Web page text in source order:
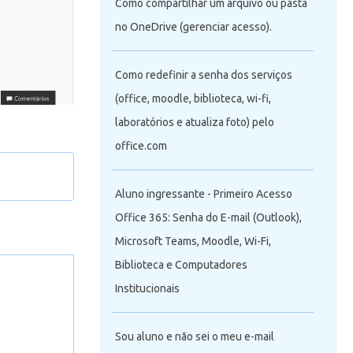
Como compartilhar um arquivo ou pasta
no OneDrive (gerenciar acesso).
Como redefinir a senha dos serviços
(office, moodle, biblioteca, wi-fi,
laboratórios e atualiza foto) pelo
office.com
Aluno ingressante - Primeiro Acesso
Office 365: Senha do E-mail (Outlook),
Microsoft Teams, Moodle, Wi-Fi,
Biblioteca e Computadores
Institucionais
Sou aluno e não sei o meu e-mail